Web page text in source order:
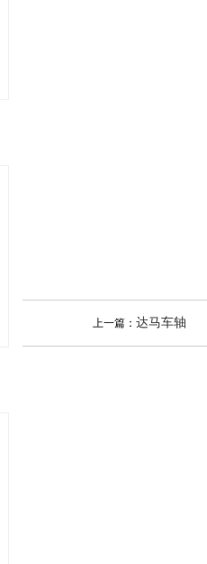
上一篇： 达马车轴